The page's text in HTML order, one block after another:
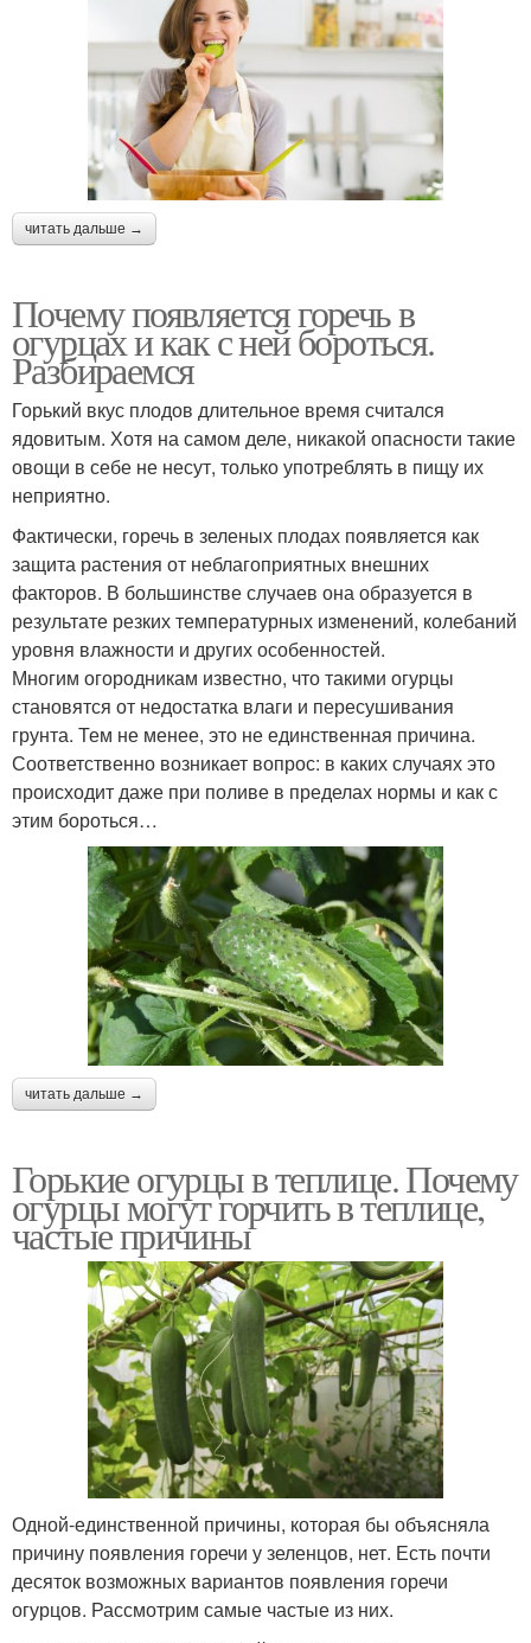
читать дальше →
Почему появляется горечь в
огурцах и как с ней бороться.
Разбираемся
Горький вкус плодов длительное время считался
ядовитым. Хотя на самом деле, никакой опасности такие
овощи в себе не несут, только употреблять в пищу их
неприятно.
Фактически, горечь в зеленых плодах появляется как
защита растения от неблагоприятных внешних
факторов. В большинстве случаев она образуется в
результате резких температурных изменений, колебаний
уровня влажности и других особенностей.
Многим огородникам известно, что такими огурцы
становятся от недостатка влаги и пересушивания
грунта. Тем не менее, это не единственная причина.
Соответственно возникает вопрос: в каких случаях это
происходит даже при поливе в пределах нормы и как с
этим бороться…
читать дальше →
Горькие огурцы в теплице. Почему
огурцы могут горчить в теплице,
частые причины
Одной-единственной причины, которая бы объясняла
причину появления горечи у зеленцов, нет. Есть почти
десяток возможных вариантов появления горечи
огурцов. Рассмотрим самые частые из них.